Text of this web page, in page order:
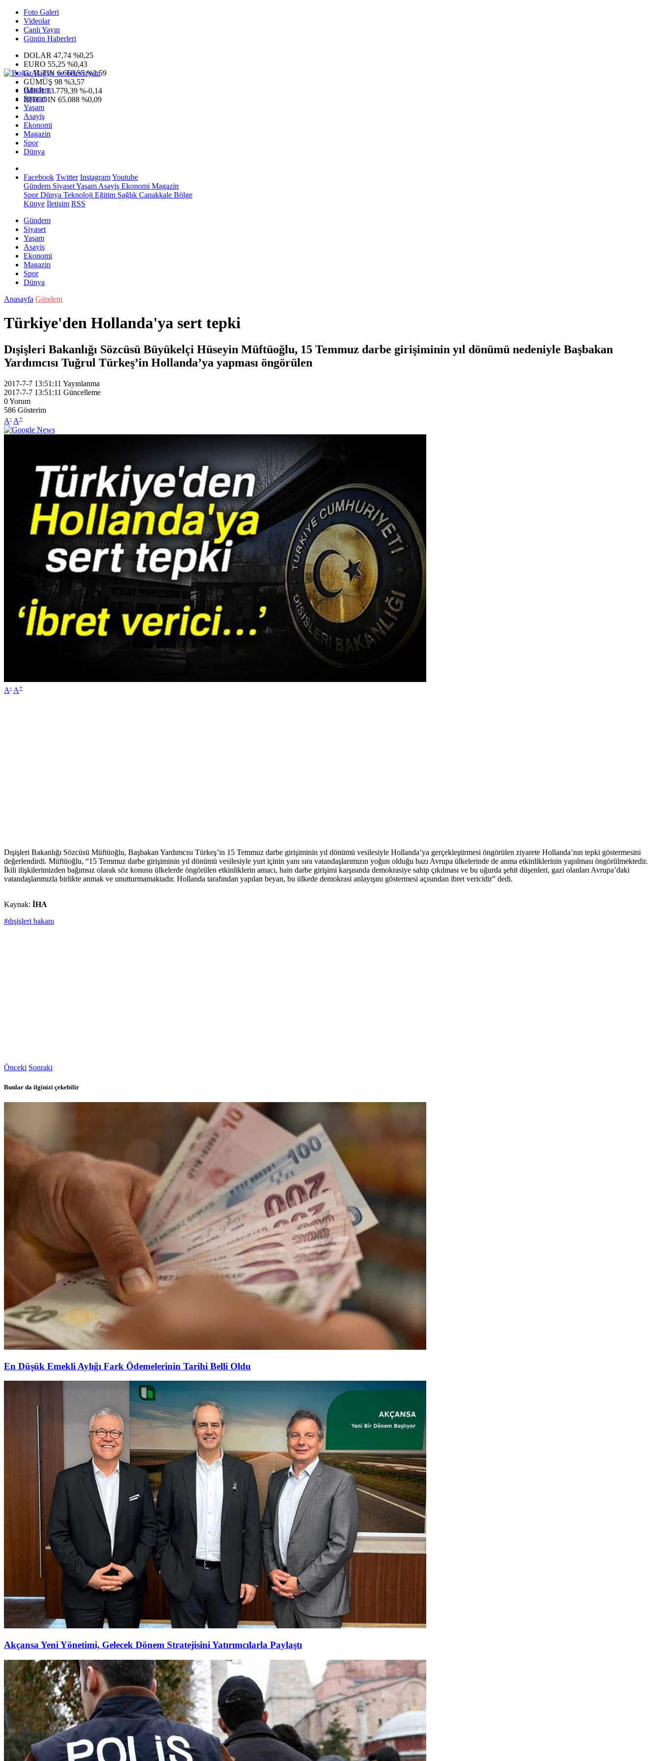
Foto Galeri
Videolar
Canlı Yayın
Günün Haberleri
DOLAR 47,74 %0,25
EURO 55,25 %0,43
G.ALTIN6.660,55 %2,59
GÜMÜŞ 98 %3,57
IMKB13.779,39 %-0,14
BITCOIN 65.088 %0,09
Gündem
Siyaset
Yaşam
Asayiş
Ekonomi
Magazin
Spor
Dünya
Facebook Twitter InstagramYoutube
Gündem SiyasetYaşam Asayiş Ekonomi Magazin
SporDünya Teknoloji Eğitim Sağlık Çanakkale Bölge
Künye İletişim RSS
Gündem
Siyaset
Yaşam
Asayiş
Ekonomi
Magazin
Spor
Dünya
Anasayfa Gündem
Türkiye'den Hollanda'ya sert tepki
Dışişleri Bakanlığı Sözcüsü Büyükelçi Hüseyin Müftüoğlu, 15 Temmuz darbe girişiminin yıl dönümü nedeniyle Başbakan
Yardımcısı Tuğrul Türkeş’in Hollanda’ya yapması öngörülen
2017-7-7 13:51:11 Yayınlanma
2017-7-7 13:51:11 Güncelleme
0Yorum
586 Gösterim
A- A+
A- A+
Dışişleri Bakanlığı Sözcüsü Müftüoğlu, Başbakan Yardımcısı Türkeş’in 15 Temmuz darbe girişiminin yıl dönümü vesilesiyle Hollanda’ya gerçekleştirmesi öngörülen ziyarete Hollanda’nın tepki göstermesini
değerlendirdi. Müftüoğlu, “15 Temmuz darbe girişiminin yıl dönümü vesilesiyle yurt içinin yanı sıra vatandaşlarımızın yoğun olduğu bazı Avrupa ülkelerinde de anma etkinliklerinin yapılması öngörülmektedir.
İkili ilişkilerimizden bağımsız olarak söz konusu ülkelerde öngörülen etkinliklerin amacı, hain darbe girişimi karşısında demokrasiye sahip çıkılması ve bu uğurda şehit düşenleri, gazi olanları Avrupa’daki
vatandaşlarımızla birlikte anmak ve unutturmamaktadır. Hollanda tarafından yapılan beyan, bu ülkede demokrasi anlayışını göstermesi açısından ibret vericidir” dedi.
Kaynak: İHA
#dışişleri bakanı
Önceki Sonraki
Bunlar da ilginizi çekebilir
En Düşük Emekli Aylığı Fark Ödemelerinin Tarihi Belli Oldu
Akçansa Yeni Yönetimi, Gelecek Dönem Stratejisini Yatırımcılarla Paylaştı